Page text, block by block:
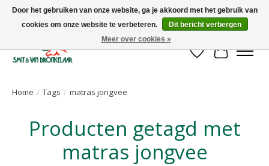
Uw leverancier voor stalinrichtingen en het opruwen van betonvloeren!
Verlanglijst
Home / Tags / matras jongvee
Producten getagd met
matras jongvee
Door het gebruiken van onze website, ga je akkoord met het gebruik van
cookies om onze website te verbeteren.
Dit bericht verbergen
Meer over cookies »